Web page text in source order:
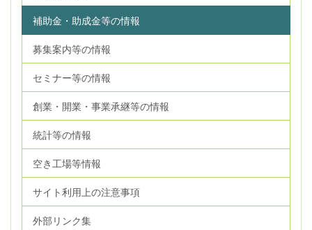
補助金・助成金等の情報
募集案内等の情報
セミナー等の情報
創業・開業・事業承継等の情報
統計等の情報
空き工場等情報
サイト利用上の注意事項
外部リンク集